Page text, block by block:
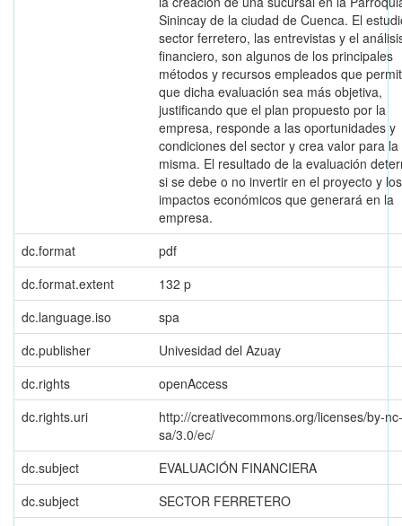
Sinincay de la ciudad de Cuenca. El
sector ferretero, las entrevistas y el
financiero, son algunos de los principales
métodos y recursos empleados que
que dicha evaluación sea más objetiva,
justificando que el plan propuesto por la
empresa, responde a las oportunidades y
condiciones del sector y crea valor para la
misma. El resultado de la evaluación
si se debe o no invertir en el proyecto y los
impactos económicos que generará en la
empresa.
dc.format
pdf
dc.format.extent
132 p
dc.language.iso
spa
dc.publisher
Univesidad del Azuay
dc.rights
openAccess
dc.rights.uri
http://creativecommons.org/licenses/by-nc-
sa/3.0/ec/
dc.subject
EVALUACIÓN FINANCIERA
dc.subject
SECTOR FERRETERO